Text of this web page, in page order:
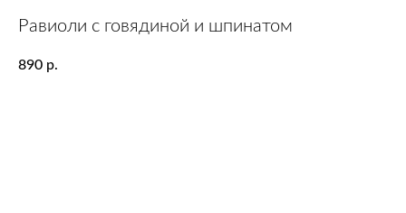
Равиоли с говядиной и шпинатом
890 р.